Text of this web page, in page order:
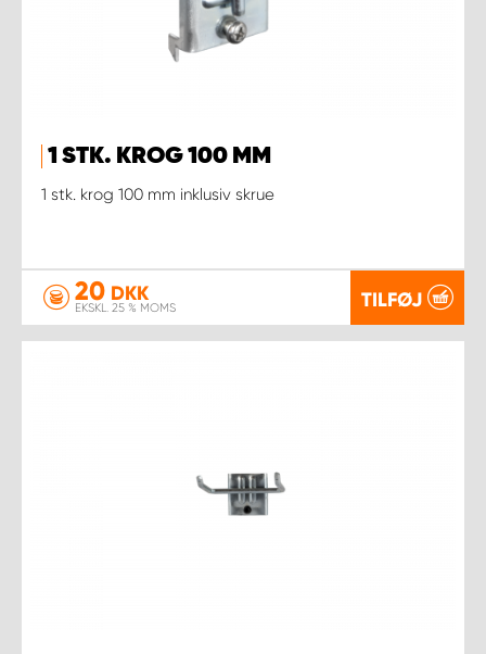
1 STK. KROG 100 MM
1 stk. krog 100 mm inklusiv skrue
20 DKK
EKSKL. 25 % MOMS TILFØJ